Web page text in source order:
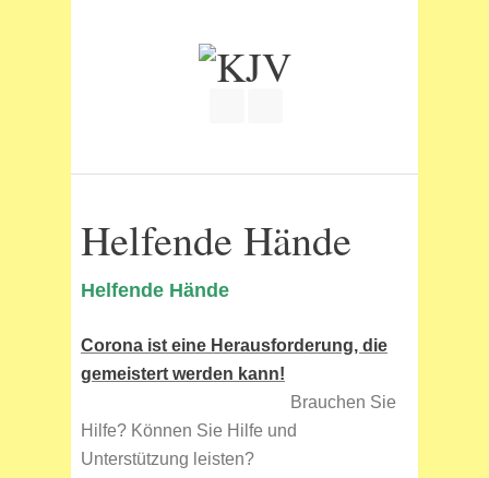
Helfende Hände
Helfende Hände
Corona ist eine Herausforderung, die
gemeistert werden kann!
Brauchen Sie
Hilfe? Können Sie Hilfe und
Unterstützung leisten?